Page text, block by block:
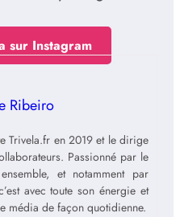
sur Instagram
Ribeiro
Trivela.fr en 2019 et le dirige
Passionné par le
et notamment par
avec toute son énergie et
média de façon quotidienne.